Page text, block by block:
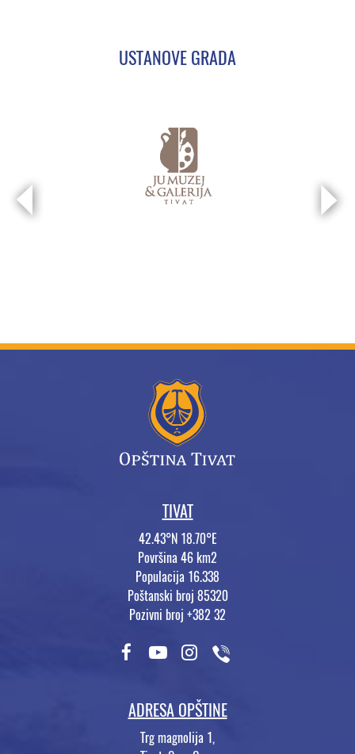
USTANOVE GRADA
TIVAT
42.43°N 18.70°E
Površina 46 km2
Populacija 16.338
Poštanski broj 85320
Pozivni broj +382 32
ADRESA OPŠTINE
Trg magnolija 1,